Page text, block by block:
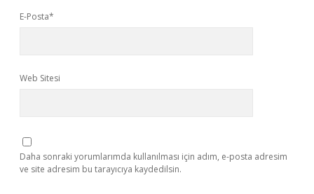
E-Posta*
Web Sitesi
Daha sonraki yorumlarımda kullanılması için adım, e-posta adresim
ve site adresim bu tarayıcıya kaydedilsin.